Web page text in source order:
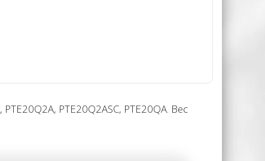
, PTE20Q2A, PTE20Q2ASC, PTE20QA. Вес